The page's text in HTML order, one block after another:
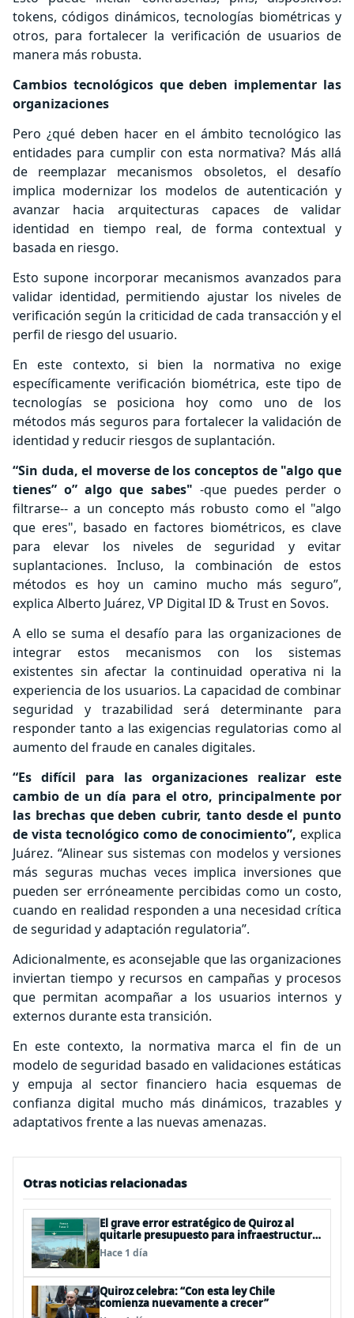
tokens, códigos dinámicos, tecnologías biométricas y
otros, para fortalecer la verificación de usuarios de
manera más robusta.
Cambios tecnológicos que deben implementar las
organizaciones
Pero ¿qué deben hacer en el ámbito tecnológico las
entidades para cumplir con esta normativa? Más allá
de reemplazar mecanismos obsoletos, el desafío
implica modernizar los modelos de autenticación y
avanzar hacia arquitecturas capaces de validar
identidad en tiempo real, de forma contextual y
basada en riesgo.
Esto supone incorporar mecanismos avanzados para
validar identidad, permitiendo ajustar los niveles de
verificación según la criticidad de cada transacción y el
perfil de riesgo del usuario.
En este contexto, si bien la normativa no exige
específicamente verificación biométrica, este tipo de
tecnologías se posiciona hoy como uno de los
métodos más seguros para fortalecer la validación de
identidad y reducir riesgos de suplantación.
“Sin duda, el moverse de los conceptos de "algo que
tienes” o” algo que sabes" -que puedes perder o
filtrarse-- a un concepto más robusto como el "algo
que eres", basado en factores biométricos, es clave
para elevar los niveles de seguridad y evitar
suplantaciones. Incluso, la combinación de estos
métodos es hoy un camino mucho más seguro”,
explica Alberto Juárez, VP Digital ID & Trust en Sovos.
A ello se suma el desafío para las organizaciones de
integrar estos mecanismos con los sistemas
existentes sin afectar la continuidad operativa ni la
experiencia de los usuarios. La capacidad de combinar
seguridad y trazabilidad será determinante para
responder tanto a las exigencias regulatorias como al
aumento del fraude en canales digitales.
“Es difícil para las organizaciones realizar este
cambio de un día para el otro, principalmente por
las brechas que deben cubrir, tanto desde el punto
de vista tecnológico como de conocimiento”, explica
Juárez. “Alinear sus sistemas con modelos y versiones
más seguras muchas veces implica inversiones que
pueden ser erróneamente percibidas como un costo,
cuando en realidad responden a una necesidad crítica
de seguridad y adaptación regulatoria”.
Adicionalmente, es aconsejable que las organizaciones
inviertan tiempo y recursos en campañas y procesos
que permitan acompañar a los usuarios internos y
externos durante esta transición.
En este contexto, la normativa marca el fin de un
modelo de seguridad basado en validaciones estáticas
y empuja al sector financiero hacia esquemas de
confianza digital mucho más dinámicos, trazables y
adaptativos frente a las nuevas amenazas.
Otras noticias relacionadas
El grave error estratégico de Quiroz al
quitarle presupuesto para infraestructura
vial del Biobío
Hace 1 día
Quiroz celebra: “Con esta ley Chile
comienza nuevamente a crecer”